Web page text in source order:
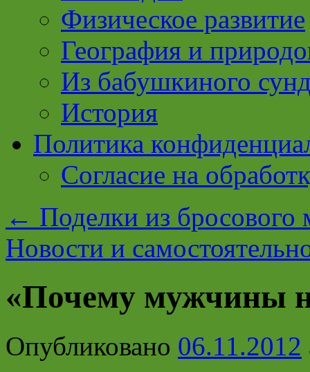
Физическое развитие
География и
Из бабушкиного
История
Политика
Согласие на
← Поделки из бросового
Новости и
«Почему мужчины
Опубликовано 06.11.2012